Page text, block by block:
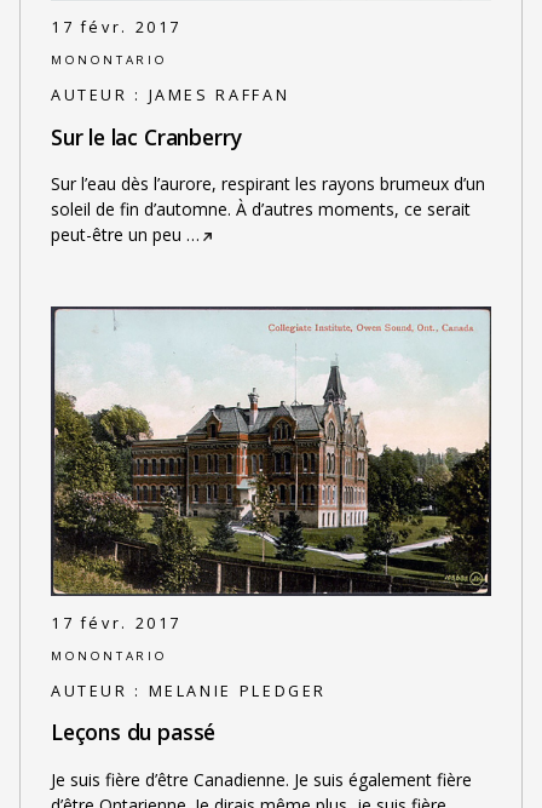
17 févr. 2017
MONONTARIO
AUTEUR : JAMES RAFFAN
Sur le lac Cranberry
Sur l’eau dès l’aurore, respirant les rayons brumeux d’un
soleil de fin d’automne. À d’autres moments, ce serait
peut-être un peu …
17 févr. 2017
MONONTARIO
AUTEUR : MELANIE PLEDGER
Leçons du passé
Je suis fière d’être Canadienne. Je suis également fière